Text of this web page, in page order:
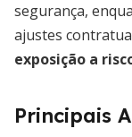
segurança,
ajustes
exposição a
Principais